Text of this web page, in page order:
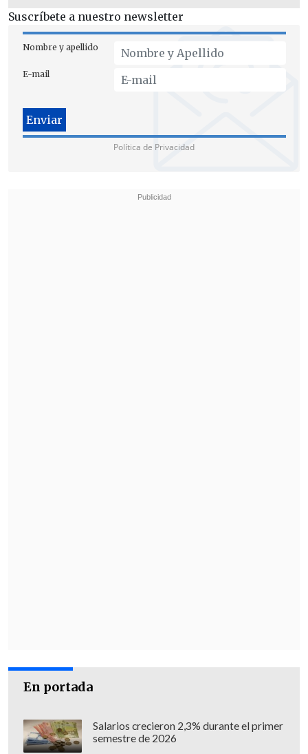
Suscríbete a nuestro newsletter
Nombre y apellido
E-mail
Política de Privacidad
En portada
Salarios crecieron 2,3% durante el primer
semestre de 2026